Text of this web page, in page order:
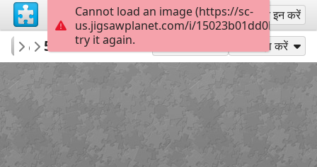
साइन अप साइन इन करें
MUSEOTEXTIL
50 Tw Wr in B साझा करें
Cannot load an image (https://sc-
us.jigsawplanet.com/i/
try it again.